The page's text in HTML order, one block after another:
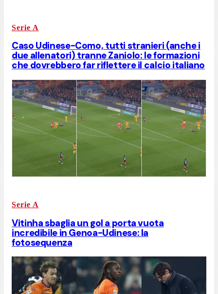
Serie A
Caso Udinese-Como, tutti stranieri (anche i
due allenatori) tranne Zaniolo: le formazioni
che dovrebbero far riflettere il calcio italiano
Serie A
Vitinha sbaglia un gol a porta vuota
incredibile in Genoa-Udinese: la
fotosequenza